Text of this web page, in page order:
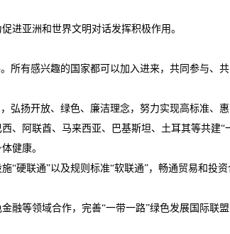
亚洲和世界文明对话发挥积极作用。
有感兴趣的国家都可以加入进来，共同参与、
扬开放、绿色、廉洁理念，努力实现高标准、惠
联酋、马来西亚、巴基斯坦、土耳其等共建“
健康。
联通”以及规则标准“软联通”，畅通贸易和投资
领域合作，完善“一带一路”绿色发展国际联盟